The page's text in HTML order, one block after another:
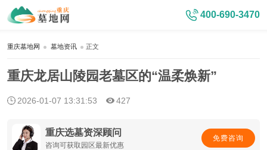
400-690-3470
重庆墓地网 墓地资讯 正文
重庆龙居山陵园老墓区的“温柔焕新”
2026-01-07 13:31:53 427
重庆选墓资深顾问
咨询可获取园区最新优惠
免费咨询